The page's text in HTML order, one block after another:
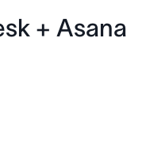
+ Asana